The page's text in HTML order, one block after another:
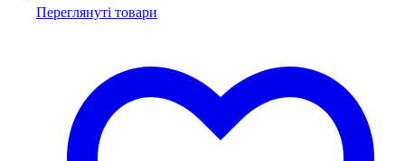
Переглянуті товари